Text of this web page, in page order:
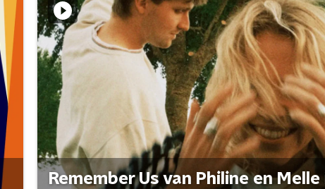
Remember Us van Philine en